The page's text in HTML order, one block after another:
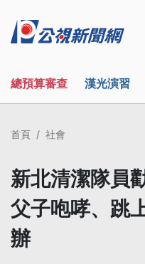
總預算審查 漢光演習
首頁 社會
新北清潔隊員
父子咆哮、跳
辦